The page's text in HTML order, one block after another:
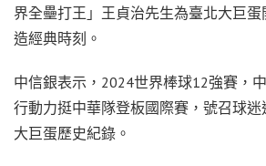
界全壘打王」王貞治先生為臺北大巨蛋
造經典時刻。
中信銀表示，2024世界棒球12強賽，
行動力挺中華隊登板國際賽，號召球
大巨蛋歷史紀錄。